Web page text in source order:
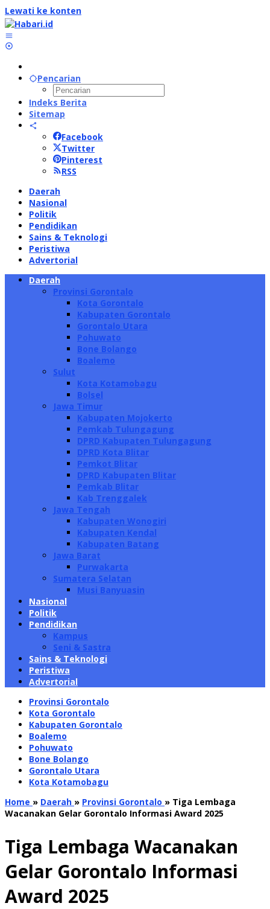
Lewati ke konten
Pencarian
Indeks Berita
Sitemap
Facebook
Twitter
Pinterest
RSS
Daerah
Nasional
Politik
Pendidikan
Sains & Teknologi
Peristiwa
Advertorial
Daerah
Provinsi Gorontalo
Kota Gorontalo
Kabupaten Gorontalo
Gorontalo Utara
Pohuwato
Bone Bolango
Boalemo
Sulut
Kota Kotamobagu
Bolsel
Jawa Timur
Kabupaten Mojokerto
Pemkab Tulungagung
DPRD Kabupaten Tulungagung
DPRD Kota Blitar
Pemkot Blitar
DPRD Kabupaten Blitar
Pemkab Blitar
Kab Trenggalek
Jawa Tengah
Kabupaten Wonogiri
Kabupaten Kendal
Kabupaten Batang
Jawa Barat
Purwakarta
Sumatera Selatan
Musi Banyuasin
Nasional
Politik
Pendidikan
Kampus
Seni & Sastra
Sains & Teknologi
Peristiwa
Advertorial
Provinsi Gorontalo
Kota Gorontalo
Kabupaten Gorontalo
Boalemo
Pohuwato
Bone Bolango
Gorontalo Utara
Kota Kotamobagu
Home » Daerah » Provinsi Gorontalo » Tiga Lembaga
Wacanakan Gelar Gorontalo Informasi Award 2025
Tiga Lembaga Wacanakan
Gelar Gorontalo Informasi
Award 2025